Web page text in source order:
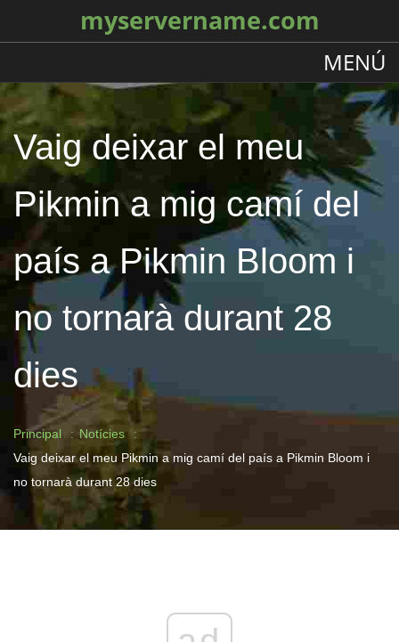
myservername.com
MENÚ
Vaig deixar el meu
Pikmin a mig camí del
país a Pikmin Bloom i
no tornarà durant 28
dies
Principal
Notícies
Vaig deixar el meu Pikmin a mig camí del país a Pikmin Bloom i
no tornarà durant 28 dies